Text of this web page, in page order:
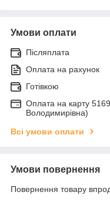
Умови оплати
Післяплата
Оплата на рахунок
Готівкою
Оплата на карту
Володимирівна)
Всі умови оплати
Умови повернення
Повернення товару